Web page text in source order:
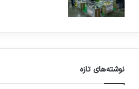
نوشته‌های تازه